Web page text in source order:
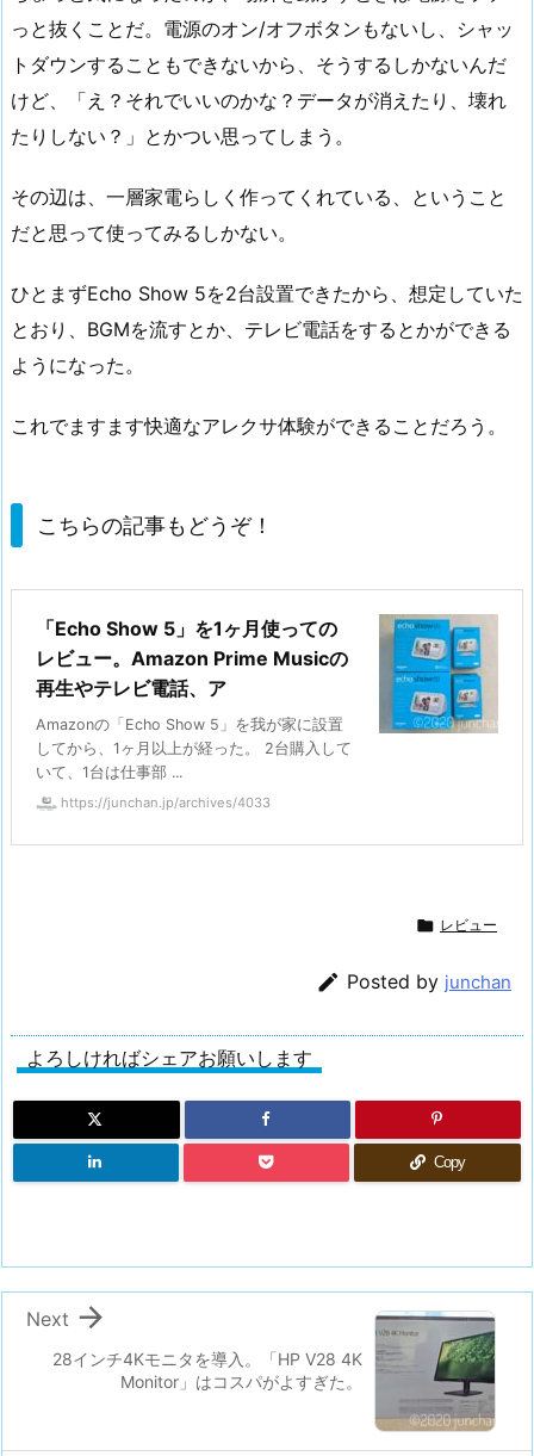
っと抜くことだ。電源のオン/オフボタンもないし、シャッ
トダウンすることもできないから、そうするしかないんだ
けど、「え？それでいいのかな？データが消えたり、壊れ
たりしない？」とかつい思ってしまう。
その辺は、一層家電らしく作ってくれている、ということ
だと思って使ってみるしかない。
ひとまずEcho Show 5を2台設置できたから、想定していた
とおり、BGMを流すとか、テレビ電話をするとかができる
ようになった。
これでますます快適なアレクサ体験ができることだろう。
こちらの記事もどうぞ！
「Echo Show 5」を1ヶ月使っての
レビュー。Amazon Prime Musicの
再生やテレビ電話、ア
Amazonの「Echo Show 5」を我が家に設置
してから、1ヶ月以上が経った。 2台購入して
いて、1台は仕事部 ...
https://junchan.jp/archives/4033
 レビュー
 Posted by junchan
よろしければシェアお願いします
Copy
28インチ4Kモニタを導入。「HP V28 4K
Monitor」はコスパがよすぎた。

Next